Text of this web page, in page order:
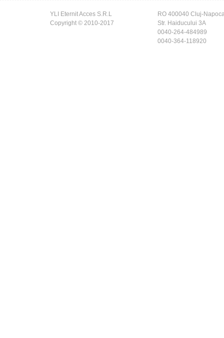
YLI Eternit Acces S.R.L
Copyright © 2010-2017
RO 400040 Cluj-
Str. Haiducului 3A
0040-264-484989
0040-364-118920